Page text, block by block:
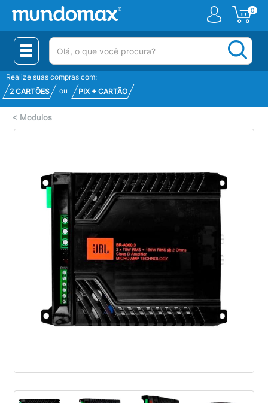
0
(pesquisar)
Realize suas compras com:
2 CARTÕES
ou PIX + CARTÃO
< Modulos